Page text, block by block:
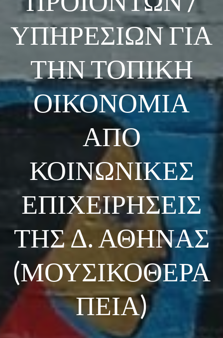
ΥΠΗΡΕΣΙΩΝ ΓΙΑ
ΤΗΝ ΤΟΠΙΚΗ
ΟΙΚΟΝΟΜΙΑ
ΑΠΟ
ΚΟΙΝΩΝΙΚΕΣ
ΕΠΙΧΕΙΡΗΣΕΙΣ
ΤΗΣ Δ. ΑΘΗΝΑΣ
(ΜΟΥΣΙΚΟΘΕΡΑ
ΠΕΙΑ)